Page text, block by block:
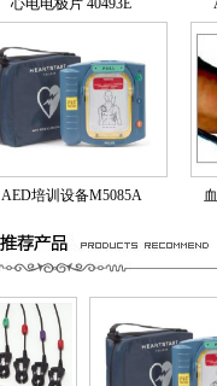
心电电极片 40493E
AED培训设备M5085A